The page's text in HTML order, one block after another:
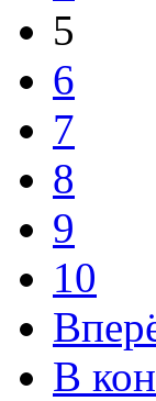
5
6
7
8
9
10
В